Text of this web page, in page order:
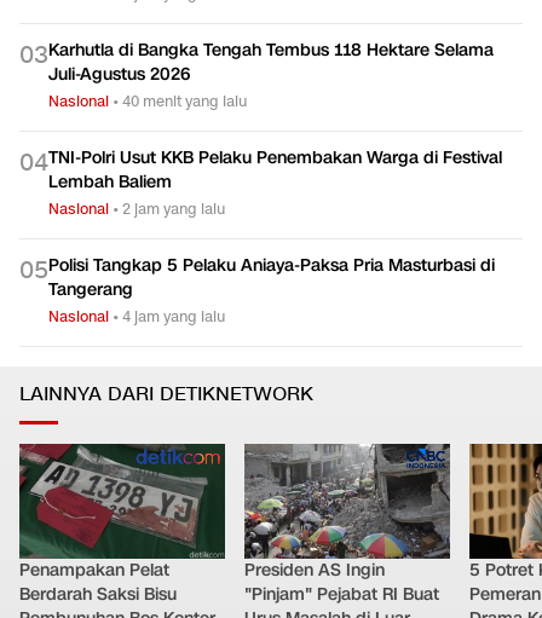
03Karhutla di Bangka Tengah Tembus 118 Hektare Selama
Juli-Agustus 2026
Nasional •40 menit yang lalu
04TNI-Polri Usut KKB Pelaku Penembakan Warga di Festival
Lembah Baliem
Nasional •2 jam yang lalu
05Polisi Tangkap 5 Pelaku Aniaya-Paksa Pria Masturbasi di
Tangerang
Nasional •4 jam yang lalu
LAINNYA DARI DETIKNETWORK
Penampakan Pelat
Berdarah Saksi Bisu
Presiden AS Ingin
"Pinjam" Pejabat RI Buat
5 Potret